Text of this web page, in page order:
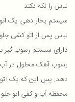
لباس را لکه نکند
سیستم بخار دهی یک
لباس پس از اتو کشی
دارای سیستم رسوب گیر
رسوب آهک محلول در
دهد. پس این که یک اتو
محفظه آب و کفی اتو